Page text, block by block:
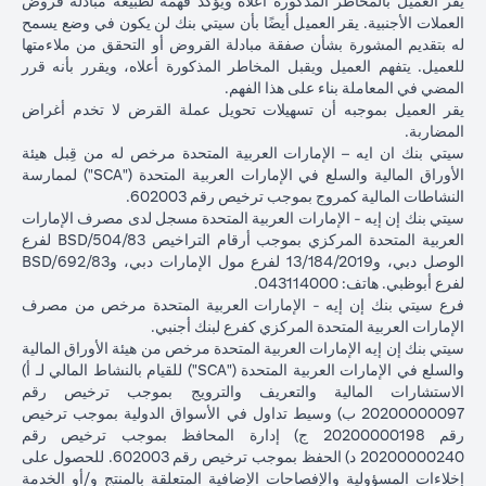
بعد شهر
واحد
إجمالي
الربح /
الخسارة
إجمالي الخسارة =
1,959.18 دولار
دولار أمريكي ناقص
102,125.85 دولار
أمريكي)
إجمالي الربح =
83.34 دولار
أمريكي
(100,166.67 دولار
أمريكي ناقص
100,083.33 دولار
أمريكي)
إجمالي الربح
2,045.75
دولار
98,120.92)
الأسعار المذكورة في الجدول التوضيحي أعلاه (أ) تشمل الفارق السعري
المستحق البنك؛ و (ب) لا تدل على أسعار الفائدة السابقة أو المستقبلية أو
أسعار الصرف الفورية.
يرجى ملاحظة النقاط التالية عند إجراء معاملات تحويل عملة القرض:
تتوقف قدرتك على القيام بمعاملات تحويل عملة القرض على توافر
هامش كافٍ في محفظتك، ذلك أن نقص الهامش الناتج عن ارتفاع قيمة
عملة القرض الحالية من شأنه أن يؤثر على قدرتك على إجراء معاملات
تحويل عملة القرض. قد تتطلب معاملات تحويل عملة القرض إيداع أموال
إضافية (طلب الهامش) بسبب تقلبات العملات الأجنبية، مما يؤدي إلى
ارتفاع قيمة عملة القرض الجديدة مقابل عملة قرضك السابقة.
تأتي عملات القروض المختلفة بأسعار فائدة مختلفة، بعضها أعلى وبعضها
العملات الأجنبية. يقر العميل أيضًا بأن سيتي بنك لن يكون في وضع يسمح
له بتقديم المشورة بشأن صفقة مبادلة القروض أو التحقق من ملاءمتها
للعميل. يتفهم العميل ويقبل المخاطر المذكورة أعلاه، ويقرر بأنه قرر
المضي في المعاملة بناء على هذا الفهم.
يقر العميل بموجبه أن تسهيلات تحويل عملة القرض لا تخدم أغراض
المضاربة.
سيتي بنك ان ايه – الإمارات العربية المتحدة مرخص له من قِبل هيئة
الأوراق المالية والسلع في الإمارات العربية المتحدة ("SCA") لممارسة
النشاطات المالية كمروج بموجب ترخيص رقم 602003.
سيتي بنك إن إيه - الإمارات العربية المتحدة مسجل لدى مصرف الإمارات
العربية المتحدة المركزي بموجب أرقام التراخيص BSD/504/83 لفرع
الوصل دبي، و13/184/2019 لفرع مول الإمارات دبي، وBSD/692/83
لفرع أبوظبي. هاتف: 043114000.
فرع سيتي بنك إن إيه - الإمارات العربية المتحدة مرخص من مصرف
الإمارات العربية المتحدة المركزي كفرع لبنك أجنبي.
سيتي بنك إن إيه الإمارات العربية المتحدة مرخص من هيئة الأوراق المالية
والسلع في الإمارات العربية المتحدة ("SCA") للقيام بالنشاط المالي لـ أ)
الاستشارات المالية والتعريف والترويج بموجب ترخيص رقم
20200000097 ب) وسيط تداول في الأسواق الدولية بموجب ترخيص
رقم 20200000198 ج) إدارة المحافظ بموجب ترخيص رقم
20200000240 د) الحفظ بموجب ترخيص رقم 602003. للحصول على
إخلاءات المسؤولية والإفصاحات الإضافية المتعلقة بالمنتج و/أو الخدمة